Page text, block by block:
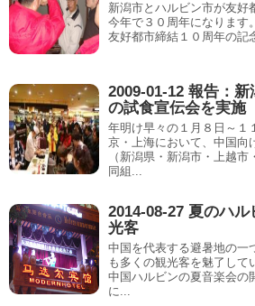
新潟市とハルビン市が友好
今年で３０周年になります
友好都市締結１０周年の記
2009-01-12 報告：新
の試食宣伝会を実施
年明け早々の１月８日～１
京・上海において、中国向
（新潟県・新潟市・上越
同組...
2014-08-27 夏のハ
光客
中国を代表する避暑地の一
も多くの観光客を魅了して
中国ハルビンの夏音楽会の
に...